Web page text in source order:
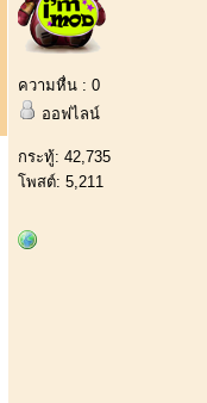
ความหื่น : 0
ออฟไลน์
กระทู้: 42,735
โพสต์: 5,211